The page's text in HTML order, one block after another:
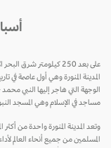
على بعد 250 كيلومتر شرق
المدينة المنورة وهي أول عاصمة في
الوجهة التي هاجر إليها النبي
مساجد في الإسلام وهي المسجد
وتعد المدينة المنورة واحدة من أكثر
المسلمين من جميع أنحاء العالم لأداء